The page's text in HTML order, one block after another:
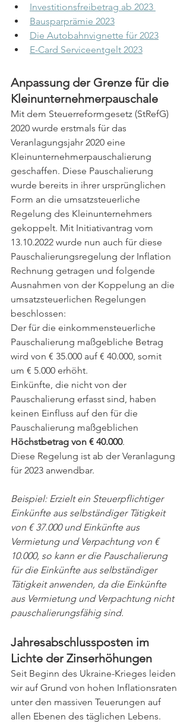
Investitionsfreibetrag ab 2023
Bausparprämie 2023
Die Autobahnvignette für 2023
E-Card Serviceentgelt 2023
Anpassung der Grenze für die
Kleinunternehmerpauschale
Mit dem Steuerreformgesetz (StRefG)
2020 wurde erstmals für das
Veranlagungsjahr 2020 eine
Kleinunternehmerpauschalierung
geschaffen. Diese Pauschalierung
wurde bereits in ihrer ursprünglichen
Form an die umsatzsteuerliche
Regelung des Kleinunternehmers
gekoppelt. Mit Initiativantrag vom
13.10.2022 wurde nun auch für diese
Pauschalierungsregelung der Inflation
Rechnung getragen und folgende
Ausnahmen von der Koppelung an die
umsatzsteuerlichen Regelungen
beschlossen:
Der für die einkommensteuerliche
Pauschalierung maßgebliche Betrag
wird von € 35.000 auf € 40.000, somit
um € 5.000 erhöht.
Einkünfte, die nicht von der
Pauschalierung erfasst sind, haben
keinen Einfluss auf den für die
Pauschalierung maßgeblichen
Höchstbetrag von € 40.000.
Diese Regelung ist ab der Veranlagung
für 2023 anwendbar.
Beispiel: Erzielt ein Steuerpflichtiger
Einkünfte aus selbständiger Tätigkeit
von € 37.000 und Einkünfte aus
Vermietung und Verpachtung von €
10.000, so kann er die Pauschalierung
für die Einkünfte aus selbständiger
Tätigkeit anwenden, da die Einkünfte
aus Vermietung und Verpachtung nicht
pauschalierungsfähig sind.
Jahresabschlussposten im
Lichte der Zinserhöhungen
Seit Beginn des Ukraine-Krieges leiden
wir auf Grund von hohen Inflationsraten
unter den massiven Teuerungen auf
allen Ebenen des täglichen Lebens.